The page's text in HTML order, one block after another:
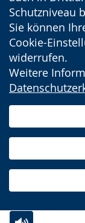
Schutzniveau
Sie können
Cookie-
widerrufen.
Weitere